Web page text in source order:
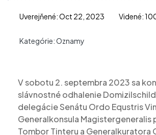
Uverejňené: Oct 22, 2023 Videné:
Kategórie:Oznamy
V sobotu 2. septembra 2023 sa
slávnostné odhalenie
delegácie Senátu Ordo Equstris
Generalkonsula Magistergeneralis
Tombor Tinteru a Generalkuratora